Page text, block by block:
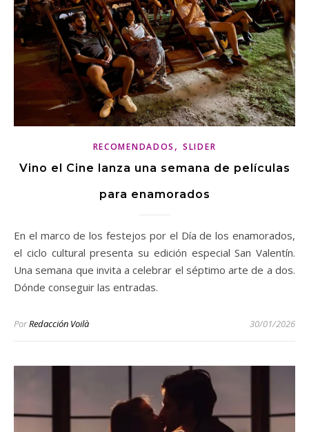
RECOMENDADOS ,SLIDER
Vino el Cine lanza una semana de películas
para enamorados
En el marco de los festejos por el Día de los enamorados,
el ciclo cultural presenta su edición especial San Valentín.
Una semana que invita a celebrar el séptimo arte de a dos.
Dónde conseguir las entradas.
PorRedacción Voilà 30/01/2026